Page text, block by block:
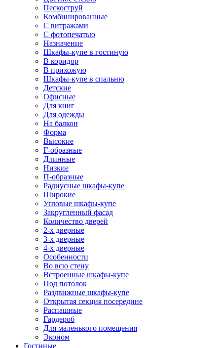
Пескоструй
Комбинированные
С витражами
С фотопечатью
Назначение
Шкафы-купе в гостиную
В коридор
В прихожую
Шкафы-купе в спальню
Детские
Офисные
Для книг
Для одежды
На балкон
Форма
Высокие
Г-образные
Длинные
Низкие
П-образные
Радиусные шкафы-купе
Широкие
Угловые шкафы-купе
Закругленный фасад
Количество дверей
2-х дверные
3-х дверные
4-х дверные
Особенности
Во всю стену
Встроенные шкафы-купе
Под потолок
Раздвижные шкафы-купе
Открытая секция посередине
Распашные
Гардероб
Для маленького помещения
Эконом
Гостиные